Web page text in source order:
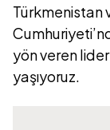
Türkmenistan
yön veren
yaşıyoruz.